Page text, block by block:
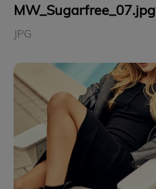
MW_Sugarfree_07.jpg
JPG